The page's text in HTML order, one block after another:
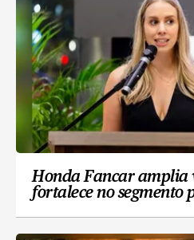
Honda Fancar amplia
fortalece no segmento